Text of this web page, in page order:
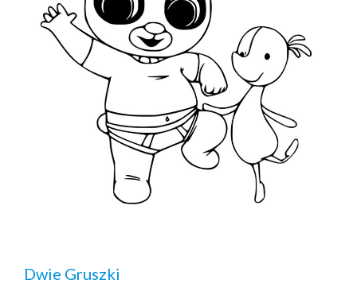
Dwie Gruszki